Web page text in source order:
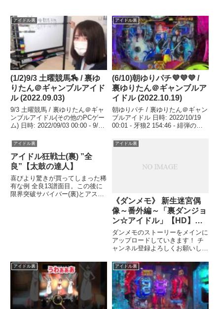
アイドル裏
(1/2)9/3 土曜競馬🏇 / 裏ゆ
りたん＠ギャンブルアイド
ル (2022.09.03)
9/3 土曜競馬 / 裏ゆりたん＠ギャ
ンブルアイドル(その他のPCゲー
ム) 日時: 2022/09/03 00:00 - 9/3
ツイート
アイドル裏
(6/10)朝ゆりパチ💜💜💜 /
裏ゆりたん＠ギャンブルア
イドル (2022.10.19)
朝ゆりパチ / 裏ゆりたん＠ギャン
ブルアイドル 日時: 2022/10/19
00:01 - 牙狼2 154:46 - 緋弾のア
ート
アイドル裏
アイドル狂戦士(裏) ”全
良”【太鼓の達人】
喜びより驚きが買ってしまった稀
有な例 全良13譜面目。この後に
限界突破サバイバー(裏)とアスノ
アイドル裏
《ダンメモ》 新生迷宮偶
像～番外編～「裏ダンジョ
ン☆アイドル」【HD】
《ダンまち》
ダンメモのストーリーをメインに
アップロードしていきます！ チ
ャンネル登録よろしくお願いしま
↓↓ ...関連ツイート
アイドル裏 アイドル裏